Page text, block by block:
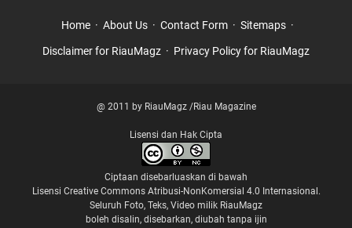
►August(8)
February(3)
Home About Us Contact Form Sitemaps
Disclaimer for RiauMagz Privacy Policy for RiauMagz
@ 2011 by RiauMagz /Riau Magazine
Lisensi dan Hak Cipta
Ciptaan disebarluaskan di bawah
Lisensi Creative Commons Atribusi-NonKomersial 4.0 Internasional.
Seluruh Foto, Teks, Video milik RiauMagz
boleh disalin, disebarkan, diubah tanpa ijin